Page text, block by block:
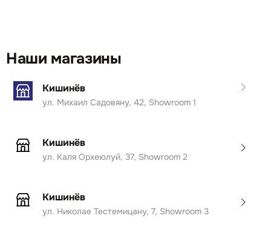
Наши магазины
Кишинёв
ул. Михаил Садовяну, 42, Showroom 1
Кишинёв
ул. Каля Орхеюлуй, 37, Showroom 2
Кишинёв
ул. Николае Тестемицану, 7, Showroom 3